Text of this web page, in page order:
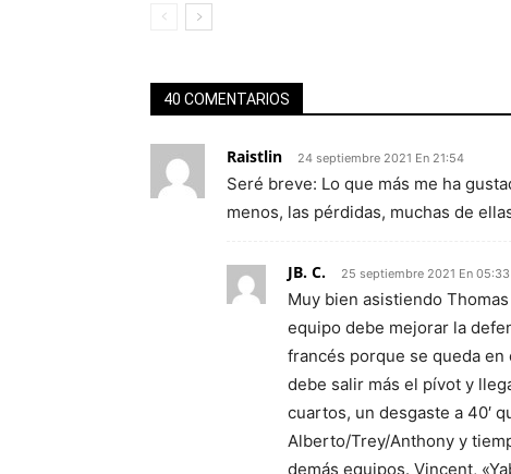
40 COMENTARIOS
Raistlin 24 septiembre 2021 En 21:54
Seré breve: Lo que más me ha
menos, las pérdidas, muchas de
JB. C. 25 septiembre 2021 En 05:33
Muy bien asistiendo
equipo debe mejorar la
francés porque se queda
debe salir más el pívot y
cuartos, un desgaste a 40′
Alberto/Trey/Anthony y
demás equipos. Vincent,